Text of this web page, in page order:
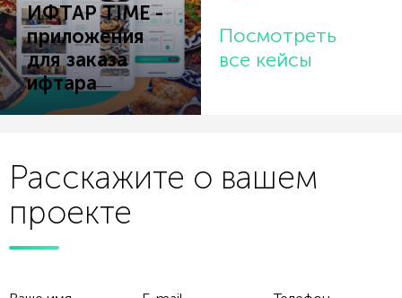
ИФТАР TIME -
приложения
для заказа
ифтара
Посмотреть
все кейсы
Расскажите о вашем
проекте